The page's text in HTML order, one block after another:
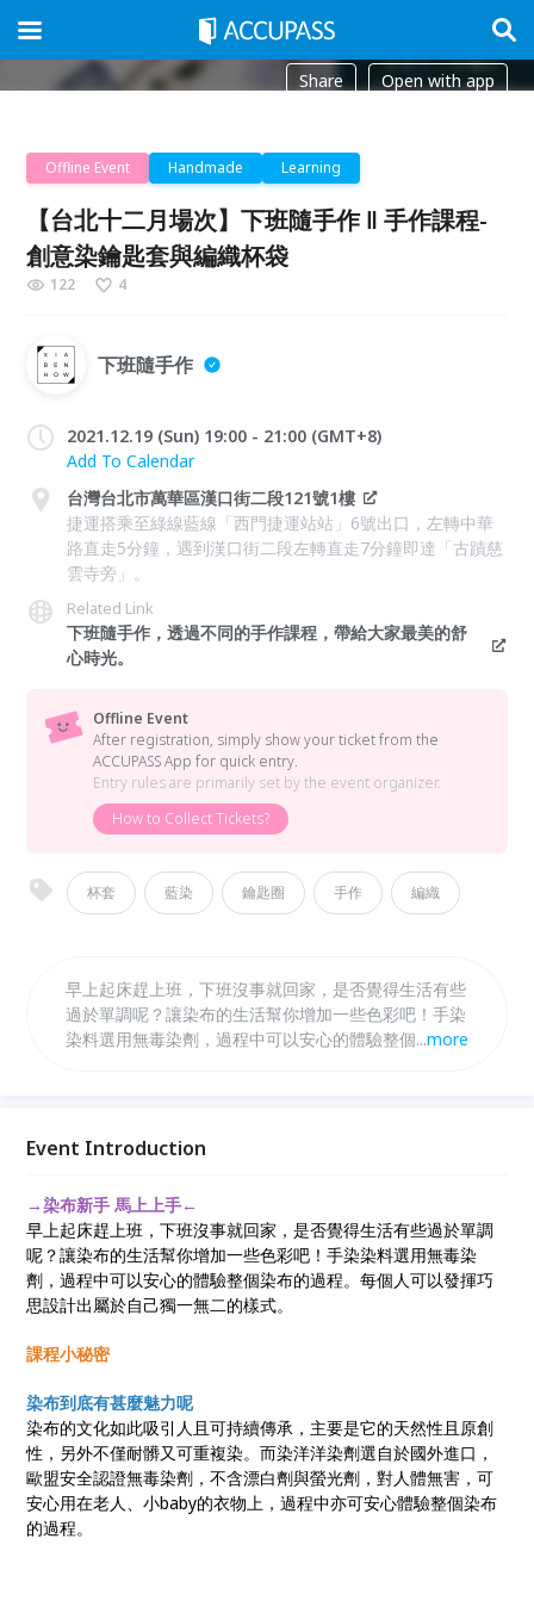
Share Open with app
Offline Event Handmade Learning
【台北十二月場次】下班隨手作 ‖ 手作課程-
創意染鑰匙套與編織杯袋
122 4
下班隨手作
2021.12.19 (Sun) 19:00 - 21:00 (GMT+8)
Add To Calendar
台灣台北市萬華區漢口街二段121號1樓
捷運搭乘至綠線藍線「西門捷運站站」6號出口，左轉中華
路直走5分鐘，遇到漢口街二段左轉直走7分鐘即達「古蹟慈
雲寺旁」。
Related Link
下班隨手作，透過不同的手作課程，帶給大家最美的舒
心時光。
Offline Event
After registration, simply show your ticket from the
ACCUPASS App for quick entry.
Entry rules are primarily set by the event organizer.
How to Collect Tickets?
杯套 藍染 鑰匙圈 手作 編織
早上起床趕上班，下班沒事就回家，是否覺得生活有些
過於單調呢？讓染布的生活幫你增加一些色彩吧！手染
染料選用無毒染劑，過程中可以安心的體驗整個染布的
...more
Event Introduction
→染布新手 馬上上手←
早上起床趕上班，下班沒事就回家，是否覺得生活有些過於單調
呢？讓染布的生活幫你增加一些色彩吧！手染染料選用無毒染
劑，過程中可以安心的體驗整個染布的過程。每個人可以發揮巧
思設計出屬於自己獨一無二的樣式。
課程小秘密
染布到底有甚麼魅力呢
染布的文化如此吸引人且可持續傳承，主要是它的天然性且原創
性，另外不僅耐髒又可重複染。而染洋洋染劑選自於國外進口，
歐盟安全認證無毒染劑，不含漂白劑與螢光劑，對人體無害，可
安心用在老人、小baby的衣物上，過程中亦可安心體驗整個染布
的過程。